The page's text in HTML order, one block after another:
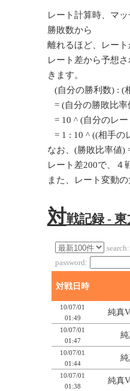
レート計算時、マ
勝敗数から
離れるほど、レー
レート差から予想
きます。
(自分の勝利数) : (
= (自分の勝敗比率
= 10 ^ (自分のレー
= 1 : 10 ^ ((相手の
なお、(勝敗比率値)
レート差200で、４
また、レート変動
対戦記録 -
search:
password:
対戦日時
10/07/01
01:49
純真
10/07/01
01:47
純
10/07/01
01:44
純
10/07/01
01:38
純真